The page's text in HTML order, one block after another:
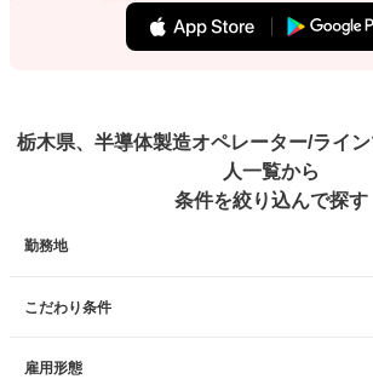
栃木県、半導体製造オペレーター/ライ
人一覧から
条件を絞り込んで探す
勤務地
こだわり条件
雇用形態